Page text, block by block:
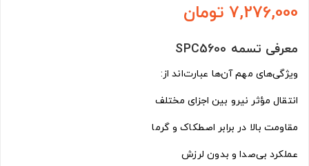
7,276,000 تومان
معرفی تسمه SPC5600
ویژگی‌های مهم آن‌ها عبارت‌اند از:
انتقال مؤثر نیرو بین اجزای مختلف
مقاومت بالا در برابر اصطکاک و گرما
عملکرد بی‌صدا و بدون لرزش